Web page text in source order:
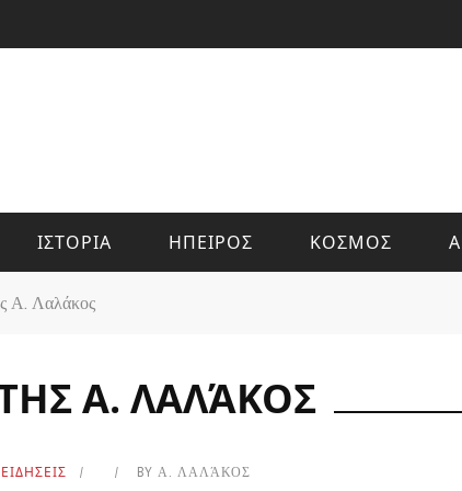
ΙΣΤΟΡΙΑ ΗΠΕΙΡΟΣ ΚΟΣΜΟΣ
Α. Λαλάκος
Α. ΛΑΛΆΚΟΣ
ΕΙΔΗΣΕΙΣ BY Α. ΛΑΛΆΚΟΣ